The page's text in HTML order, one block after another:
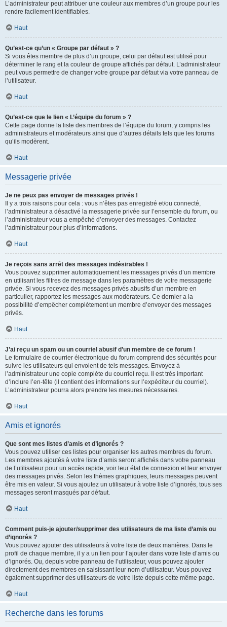
L’administrateur peut attribuer une couleur aux membres d’un groupe pour les
rendre facilement identifiables.
Haut
Qu’est-ce qu’un « Groupe par défaut » ?
Si vous êtes membre de plus d’un groupe, celui par défaut est utilisé pour
déterminer le rang et la couleur de groupe affichés par défaut. L’administrateur
peut vous permettre de changer votre groupe par défaut via votre panneau de
l’utilisateur.
Haut
Qu’est-ce que le lien « L’équipe du forum » ?
Cette page donne la liste des membres de l’équipe du forum, y compris les
administrateurs et modérateurs ainsi que d’autres détails tels que les forums
qu’ils modèrent.
Haut
Messagerie privée
Je ne peux pas envoyer de messages privés !
Il y a trois raisons pour cela : vous n’êtes pas enregistré et/ou connecté,
l’administrateur a désactivé la messagerie privée sur l’ensemble du forum, ou
l’administrateur vous a empêché d’envoyer des messages. Contactez
l’administrateur pour plus d’informations.
Haut
Je reçois sans arrêt des messages indésirables !
Vous pouvez supprimer automatiquement les messages privés d’un membre
en utilisant les filtres de message dans les paramètres de votre messagerie
privée. Si vous recevez des messages privés abusifs d’un membre en
particulier, rapportez les messages aux modérateurs. Ce dernier a la
possibilité d’empêcher complètement un membre d’envoyer des messages
privés.
Haut
J’ai reçu un spam ou un courriel abusif d’un membre de ce forum !
Le formulaire de courrier électronique du forum comprend des sécurités pour
suivre les utilisateurs qui envoient de tels messages. Envoyez à
l’administrateur une copie complète du courriel reçu. Il est très important
d’inclure l’en-tête (il contient des informations sur l’expéditeur du courriel).
L’administrateur pourra alors prendre les mesures nécessaires.
Haut
Amis et ignorés
Que sont mes listes d’amis et d’ignorés ?
Vous pouvez utiliser ces listes pour organiser les autres membres du forum.
Les membres ajoutés à votre liste d’amis seront affichés dans votre panneau
de l’utilisateur pour un accès rapide, voir leur état de connexion et leur envoyer
des messages privés. Selon les thèmes graphiques, leurs messages peuvent
être mis en valeur. Si vous ajoutez un utilisateur à votre liste d’ignorés, tous ses
messages seront masqués par défaut.
Haut
Comment puis-je ajouter/supprimer des utilisateurs de ma liste d’amis ou
d’ignorés ?
Vous pouvez ajouter des utilisateurs à votre liste de deux manières. Dans le
profil de chaque membre, il y a un lien pour l’ajouter dans votre liste d’amis ou
d’ignorés. Ou, depuis votre panneau de l’utilisateur, vous pouvez ajouter
directement des membres en saisissant leur nom d’utilisateur. Vous pouvez
également supprimer des utilisateurs de votre liste depuis cette même page.
Haut
Recherche dans les forums